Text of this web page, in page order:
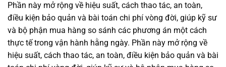
Phần này mở rộng về hiệu suất, cách thao tác, an toàn,
điều kiện bảo quản và bài toán chi phí vòng đời, giúp kỹ sư
và bộ phận mua hàng so sánh các phương án một cách
thực tế trong vận hành hằng ngày. Phần này mở rộng về
hiệu suất, cách thao tác, an toàn, điều kiện bảo quản và bài